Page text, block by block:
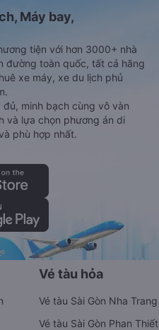
Máy bay,
tiện với hơn 3000+ nhà
đường toàn quốc, tất cả hãng
xe máy, xe du lịch phủ
minh bạch cùng vô vàn
và lựa chọn phương án di
phù hợp nhất.
Vé tàu hỏa
Vé tàu Sài Gòn Nha Trang
Vé tàu Sài Gòn Phan Thiết